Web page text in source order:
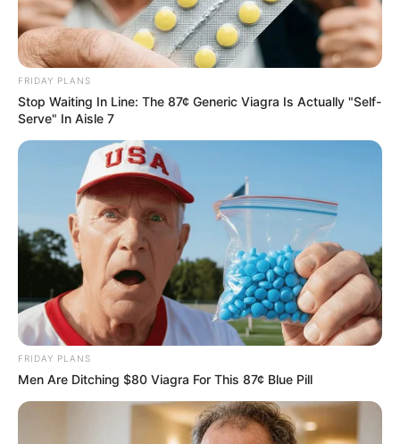
FRIDAY PLANS
Stop Waiting In Line: The 87¢ Generic Viagra Is Actually "Self-
Serve" In Aisle 7
FRIDAY PLANS
Men Are Ditching $80 Viagra For This 87¢ Blue Pill